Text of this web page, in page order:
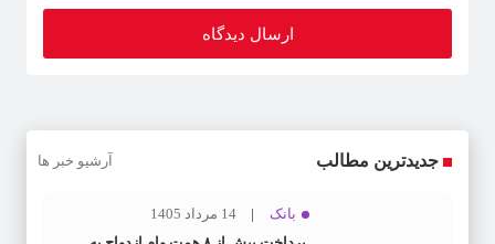
جدیدترین مطالب آرشیو خبر ها
بانک
14 مرداد 1405